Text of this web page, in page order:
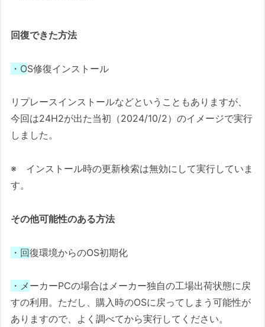
回復できた方法
・OS修復インストール
リプレースインストールなどということもありますが、
今回は24H2が出た当初（2024/10/2）のイメージで実行
しました。
※ インストール時の更新検索は無効にして実行していま
す。
その他可能性のある方法
・回復環境からのOS初期化
・メ ーカーPCの場合はメーカー独自の工場出荷状態に戻
すの利用。ただし、購入時のOSに戻ってしまう可能性が
ありますので、よく調べてから実行してください。